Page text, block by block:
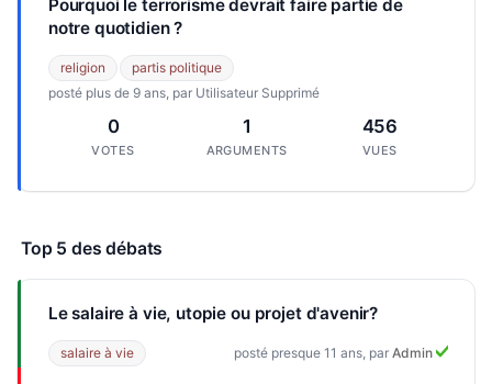
0
VOTES
1
ARGUMENTS
456
VUES
Pourquoi le terrorisme devrait faire partie de
notre quotidien ?
religion
partis politique
posté plus de 9 ans, par Utilisateur Supprimé
Top 5 des débats
Le salaire à vie, utopie ou projet d'avenir?
salaire à vie posté presque 11 ans, parAdmin